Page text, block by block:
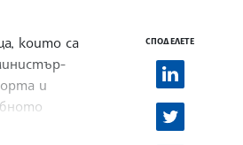
които са
и
СПОДЕЛЕТЕ